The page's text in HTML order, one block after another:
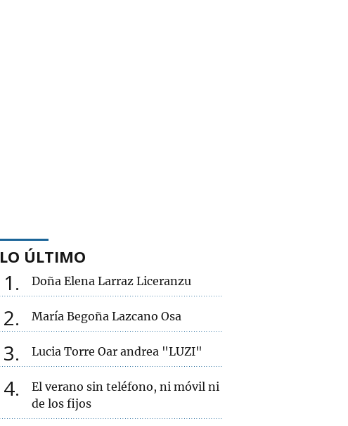
LO ÚLTIMO
1 Doña Elena Larraz Liceranzu
2 María Begoña Lazcano Osa
3 Lucia Torre Oar andrea "LUZI"
4
El verano sin teléfono, ni móvil ni
de los fijos